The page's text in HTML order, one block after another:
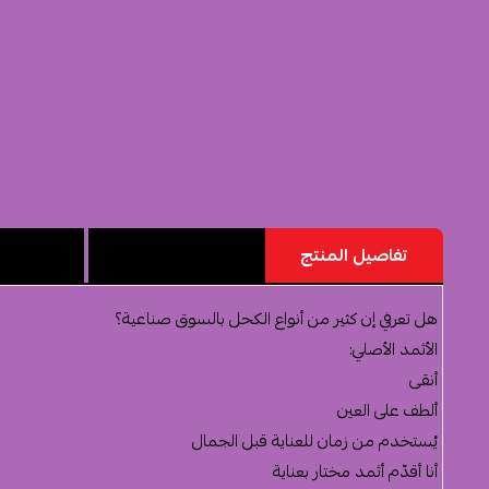
تفاصيل المنتج
هل تعرفي إن كثير من أنواع الكحل بالسوق صناعية؟
الأثمد الأصلي:
أنقى
ألطف على العين
يُستخدم من زمان للعناية قبل الجمال
أنا أقدّم أثمد مختار بعناية